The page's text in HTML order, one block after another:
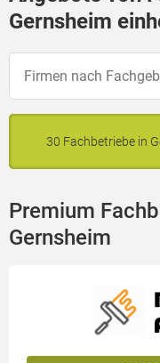
Gernsheim
30 Fachbetriebe in
Premium
Gernsheim